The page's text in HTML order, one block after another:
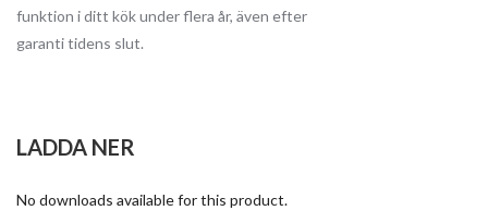
funktion i ditt kök under flera år, även efter
garanti tidens slut.
LADDA NER
No downloads available for this product.